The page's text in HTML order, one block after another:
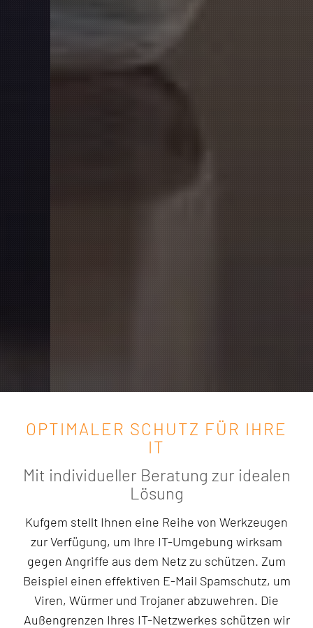
OPTIMALER SCHUTZ FÜR IHRE
IT
Mit individueller Beratung zur idealen
Lösung
Kufgem stellt Ihnen eine Reihe von Werkzeugen
zur Verfügung, um Ihre IT-Umgebung wirksam
gegen Angriffe aus dem Netz zu schützen. Zum
Beispiel einen effektiven E-Mail Spamschutz, um
Viren, Würmer und Trojaner abzuwehren. Die
Außengrenzen Ihres IT-Netzwerkes schützen wir